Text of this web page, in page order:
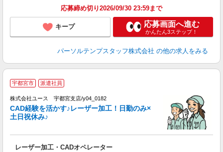
応募締め切り2026/09/30 23:59まで
キープ 応募画面へ進む
かんたん3ステップ！
パーソルテンプスタッフ株式会社 の他の求人をみる
宇都宮市 派遣社員
株式会社ユース 宇都宮支店/y04_0182
CAD経験を活かす♪レーザー加工！日勤のみ×
土日祝休み♪
レーザー加工・CADオペレーター